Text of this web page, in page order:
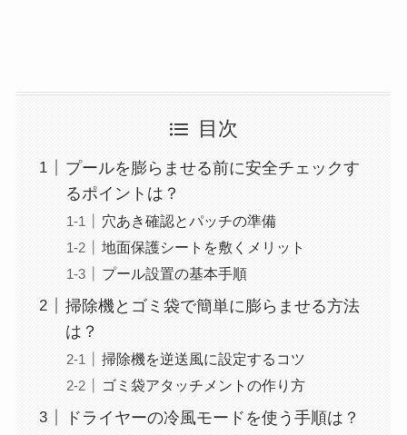
目次
プールを膨らませる前に安全チェックす
るポイントは？
穴あき確認とパッチの準備
地面保護シートを敷くメリット
プール設置の基本手順
掃除機とゴミ袋で簡単に膨らませる方法
は？
掃除機を逆送風に設定するコツ
ゴミ袋アタッチメントの作り方
ドライヤーの冷風モードを使う手順は？